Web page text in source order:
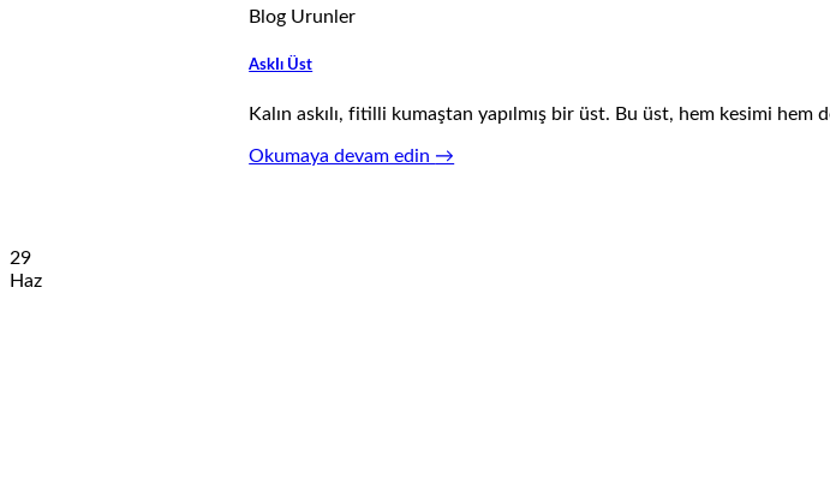
Blog Urunler
AskIı Üst
Kalın askılı, fitilli kumaştan yapılmış bir üst. Bu üst, hem kesimi hem
Okumaya devam edin →
29
Haz